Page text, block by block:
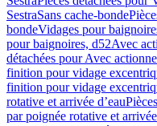
SestraSans cache-bonde
bondeVidages pour
pour baignoires, d52Avec
détachées pour Avec
finition pour vidage
finition pour vidage
rotative et arrivée d’eau
par poignée rotative et arrivée